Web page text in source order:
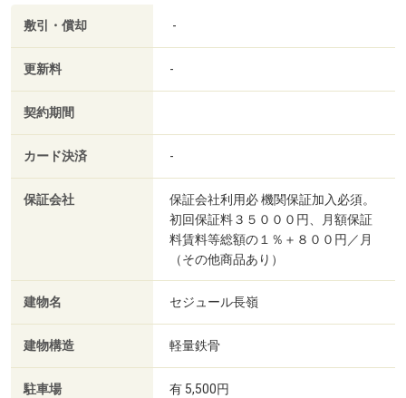
敷引・償却 -
更新料 -
契約期間
カード決済 -
保証会社
保証会社利用必 機関保証加入必須。
初回保証料３５０００円、月額保証
料賃料等総額の１％＋８００円／月
（その他商品あり）
建物名 セジュール長嶺
建物構造 軽量鉄骨
駐車場 有 5,500円